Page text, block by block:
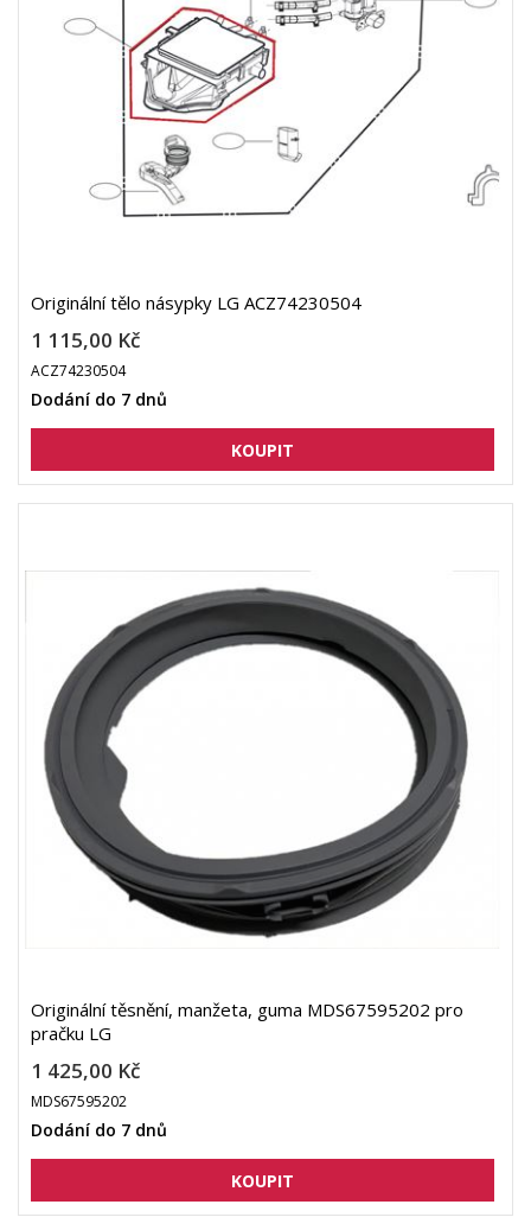
Originální tělo násypky LG ACZ74230504
1 115,00 Kč
ACZ74230504
Dodání do 7 dnů
Originální těsnění, manžeta, guma MDS67595202 pro
pračku LG
1 425,00 Kč
MDS67595202
Dodání do 7 dnů